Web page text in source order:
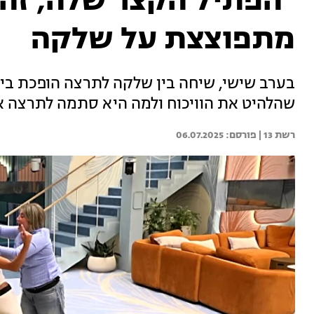
מתפוצצת על שלקה
בערב שישי, שיחה בין שלקה לתרצה הופכת
שהלהיט את הוויכוח ולמה היא סתמה
רשת 13 | 06.07.2025